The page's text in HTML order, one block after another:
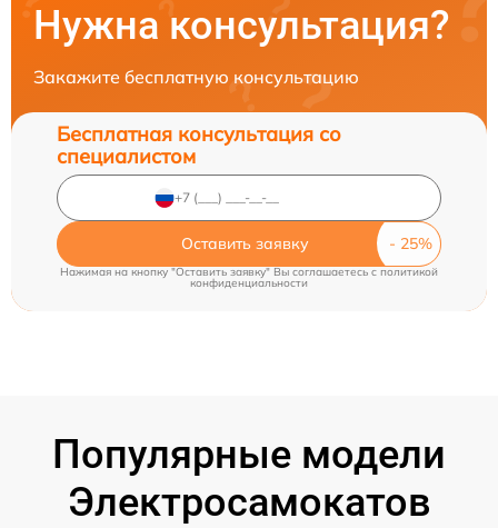
Нужна консультация?
Закажите бесплатную консультацию
Бесплатная консультация со
специалистом
Оставить заявку
Нажимая на кнопку "Оставить заявку" Вы соглашаетесь cполитикой
конфиденциальности
Популярные модели
Электросамокатов